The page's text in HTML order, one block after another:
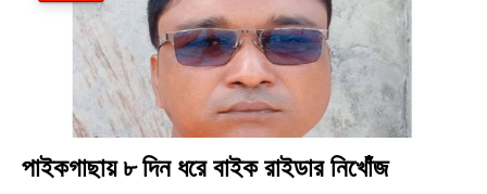
পাইকগাছায় ৮ দিন ধরে বাইক রাইডার নিখোঁজ